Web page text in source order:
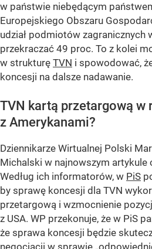
w państwie niebędącym
Europejskiego Obszaru
udział podmiotów zagranicznych
przekraczać 49 proc. To z kolei
w strukturę TVN i spowodować,
koncesji na dalsze nadawanie.
TVN kartą przetargową w
z Amerykanami?
Dziennikarze Wirtualnej Polski
Michalski w najnowszym artykule
Według ich informatorów, w PiS
by sprawę koncesji dla TVN
przetargową i wzmocnienie
z USA. WP przekonuje, że w PiS
że sprawa koncesji będzie
negocjacji w sprawie